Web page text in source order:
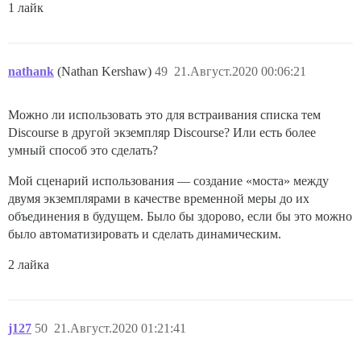
1 лайк
nathank (Nathan Kershaw) 21.Август.2020 00:06:21
49
Можно ли использовать это для встраивания списка тем
Discourse в другой экземпляр Discourse? Или есть более
умный способ это сделать?
Мой сценарий использования — создание «моста» между
двумя экземплярами в качестве временной меры до их
объединения в будущем. Было бы здорово, если бы это можно
было автоматизировать и сделать динамическим.
2 лайка
j127 21.Август.2020 01:21:41
50